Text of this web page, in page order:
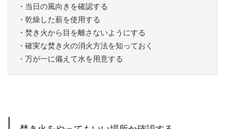
・当日の風向きを確認する
・乾燥した薪を使用する
・焚き火から目を離さないようにする
・確実な焚き火の消火方法を知っておく
・万が一に備えて水を用意する